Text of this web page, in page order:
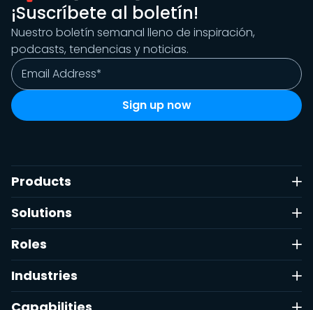
¡Suscríbete al boletín!
Nuestro boletín semanal lleno de inspiración,
podcasts, tendencias y noticias.
Products
Solutions
Roles
Industries